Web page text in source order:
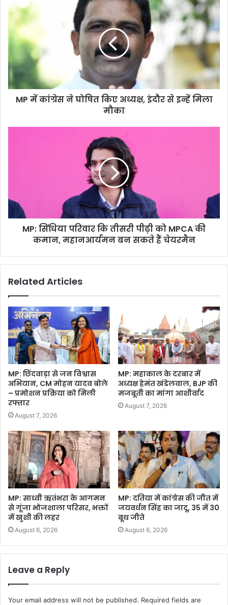
MP में कांग्रेस ने घोषित किए अध्यक्ष, इंदौर से इन्हें मिला
मौका
MP: सिंधिया परिवार कि तीसरी पीढ़ी को MPCA की
कमान, महानआर्यमन बन सकते हैं चेयरमैन
Related Articles
MP: छिंदवाड़ा से जन विश्वास
अभियान, CM मोहन यादव बोले
– प्रमोशन प्रक्रिया को मिली
रफ्तार
August 7, 2026
MP: महाकाल के दरबार में
अध्यक्ष हेमंत खंडेलवाल, BJP की
मजबूती का मांगा आशीर्वाद
August 7, 2026
MP: साध्वी ऋतंभरा के आगमन
से गूंजा भोजशाला परिसर, भक्तों
में खुशी की लहर
August 6, 2026
MP: दतिया में कांग्रेस की जीत में
जयवर्धन सिंह का जादू, 35 में 30
बूथ जीते
August 6, 2026
Leave a Reply
Your email address will not be published. Required fields are